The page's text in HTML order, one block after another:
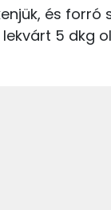
és
5 dkg